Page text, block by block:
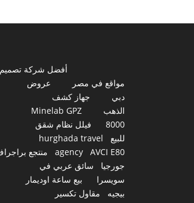
أفضل شركة تصميم
مواقع في مصر
عروض
دبي
جهاز كشف
الذهب
Minelab GPZ
8000
فيلل نظام شقق
للبيع
hurghada travel
agency
AVCI E80
منتجع
جورجيا
سائق عربي في
سويسرا
بيع ساعة اوديمار
بيجيه
مقاول تكسير